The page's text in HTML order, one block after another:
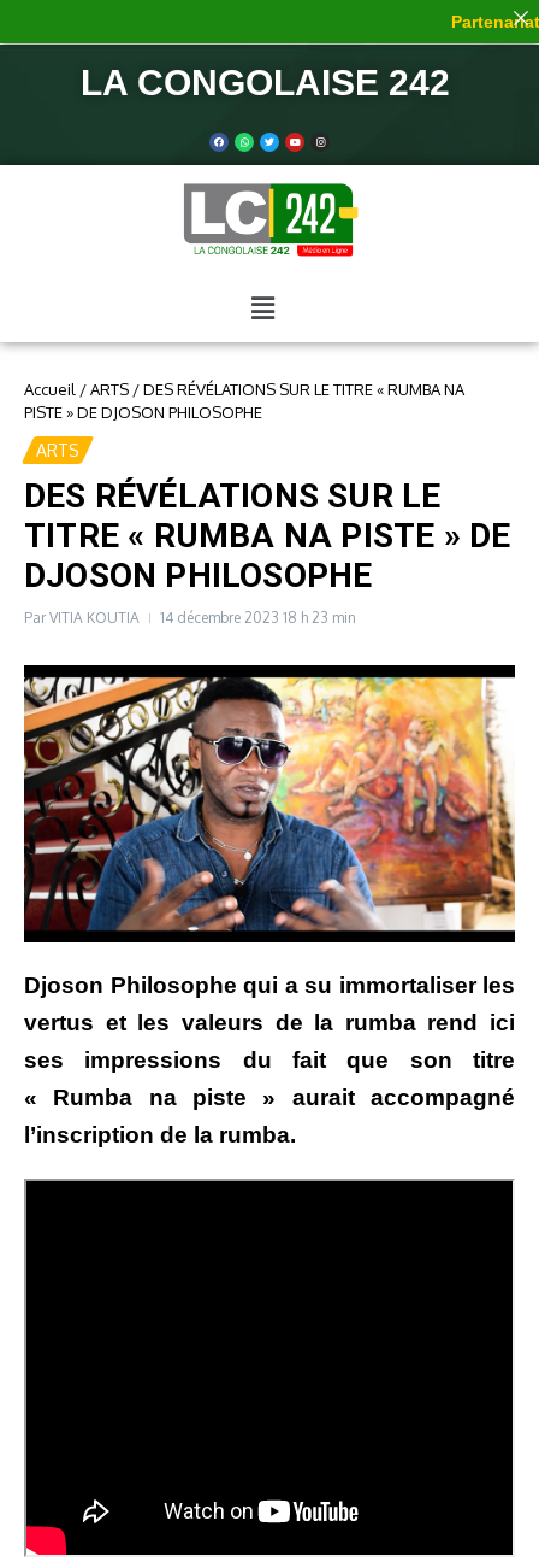
LA CONGOLAISE 242
Accueil /ARTS /DES RÉVÉLATIONS SUR LE TITRE « RUMBA NA
PISTE » DE DJOSON PHILOSOPHE
ARTS
DES RÉVÉLATIONS SUR LE
TITRE « RUMBA NA PISTE » DE
DJOSON PHILOSOPHE
ParVITIA KOUTIA 14 décembre 2023 18 h 23 min
Djoson Philosophe qui a su immortaliser les
vertus et les valeurs de la rumba rend ici
ses impressions du fait que son titre
« Rumba na piste » aurait accompagné
l’inscription de la rumba.
Partenariat